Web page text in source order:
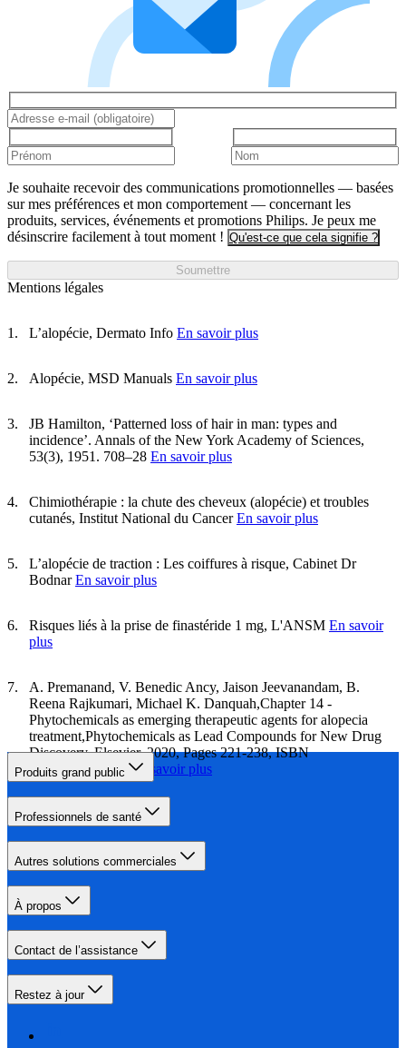
Je souhaite recevoir des communications promotionnelles — basées
sur mes préférences et mon comportement — concernant les
produits, services, événements et promotions Philips. Je peux me
désinscrire facilement à tout moment ! Qu'est-ce que cela signifie ?
Soumettre
Mentions légales
L’alopécie, Dermato Info En savoir plus
Alopécie, MSD Manuals En savoir plus
JB Hamilton, ‘Patterned loss of hair in man: types and
incidence’. Annals of the New York Academy of Sciences,
53(3), 1951. 708–28 En savoir plus
Chimiothérapie : la chute des cheveux (alopécie) et troubles
cutanés, Institut National du Cancer En savoir plus
L’alopécie de traction : Les coiffures à risque, Cabinet Dr
Bodnar En savoir plus
Risques liés à la prise de finastéride 1 mg, L'ANSM En savoir
plus
A. Premanand, V. Benedic Ancy, Jaison Jeevanandam, B.
Reena Rajkumari, Michael K. Danquah,Chapter 14 -
Phytochemicals as emerging therapeutic agents for alopecia
treatment,Phytochemicals as Lead Compounds for New Drug
Discovery, Elsevier, 2020, Pages 221-238, ISBN
9780128178904. En savoir plus
Produits grand public
Professionnels de santé
Autres solutions commerciales
À propos
Contact de l’assistance
Restez à jour